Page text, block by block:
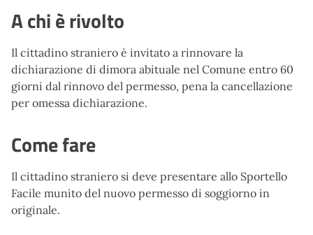
A chi è rivolto
Il cittadino straniero è invitato a rinnovare la
dichiarazione di dimora abituale nel Comune entro 60
giorni dal rinnovo del permesso, pena la cancellazione
per omessa dichiarazione.
Come fare
Il cittadino straniero si deve presentare allo Sportello
Facile munito del nuovo permesso di soggiorno in
originale.